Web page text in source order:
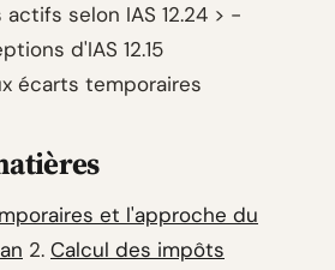
selon IAS 12.24 > -
d'IAS 12.15
écarts temporaires
et l'approche du
2. Calcul des impôts